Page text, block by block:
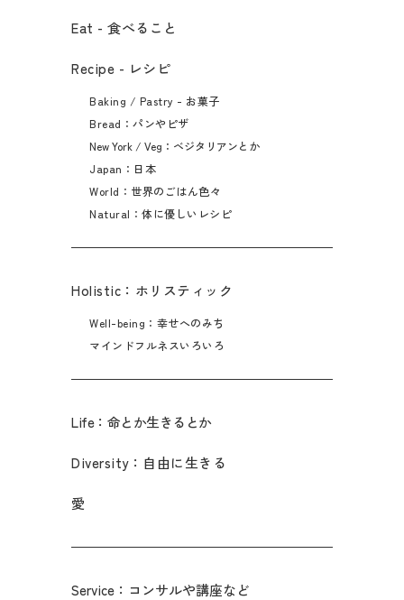
Eat - 食べること​
Recipe - レシピ
Baking / Pastry - お菓子
Bread：パンやピザ
New York / Veg：ベジタリアンとか
Japan：日本
World：世界のごはん色々
Natural：体に優しいレシピ
Holistic：ホリスティック
Well-being：幸せへのみち
マインドフルネスいろいろ
Life：命とか生きるとか
Diversity：自由に生きる
愛
Service：コンサルや講座など